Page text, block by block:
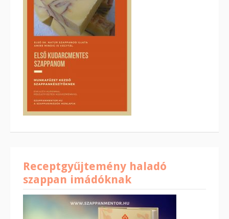
Receptgyűjtemény haladó
szappan imádóknak